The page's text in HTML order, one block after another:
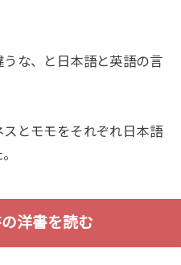
な、と日本語と英語の言
とモモをそれぞれ日本語
洋書を読む